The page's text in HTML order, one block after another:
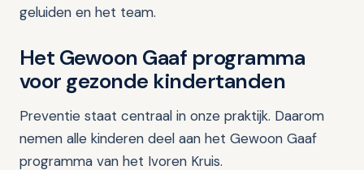
geluiden en het team.
Het Gewoon Gaaf programma
voor gezonde kindertanden
Preventie staat centraal in onze praktijk. Daarom
nemen alle kinderen deel aan het Gewoon Gaaf
programma van het Ivoren Kruis.